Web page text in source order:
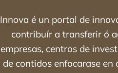
Innova é un portal de
contribuír a transferir ó
empresas, centros de
de contidos enfocarase